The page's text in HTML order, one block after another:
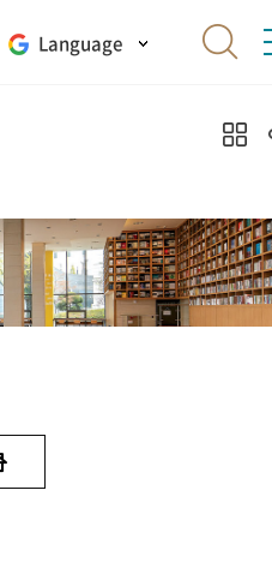
Language